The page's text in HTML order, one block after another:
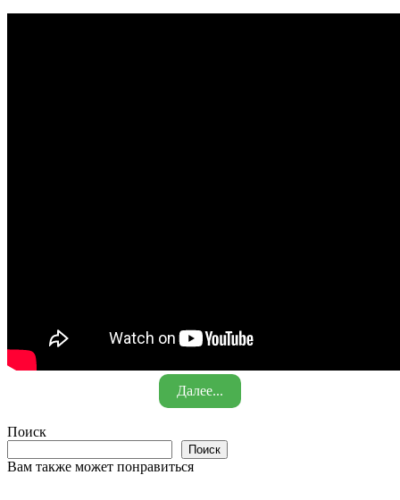
Далее...
Поиск
Поиск
Вам также может понравиться